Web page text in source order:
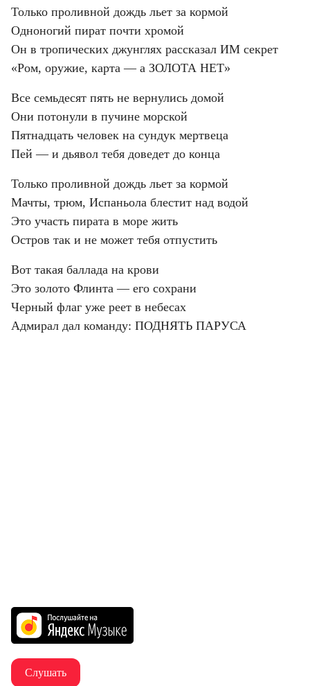
Только проливной дождь льет за кормой
Одноногий пират почти хромой
Он в тропических джунглях рассказал ИМ секрет
«Ром, оружие, карта — а ЗОЛОТА НЕТ»
Все семьдесят пять не вернулись домой
Они потонули в пучине морской
Пятнадцать человек на сундук мертвеца
Пей — и дьявол тебя доведет до конца
Только проливной дождь льет за кормой
Мачты, трюм, Испаньола блестит над водой
Это участь пирата в море жить
Остров так и не может тебя отпустить
Вот такая баллада на крови
Это золото Флинта — его сохрани
Черный флаг уже реет в небесах
Адмирал дал команду: ПОДНЯТЬ ПАРУСА
Слушать